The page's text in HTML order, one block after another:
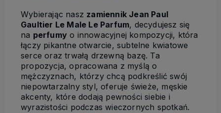
Wybierając nasz zamiennik Jean Paul
Gaultier Le Male Le Parfum, decydujesz się
na perfumy o innowacyjnej kompozycji, która
łączy pikantne otwarcie, subtelne kwiatowe
serce oraz trwałą drzewną bazę. Ta
propozycja, opracowana z myślą o
mężczyznach, którzy chcą podkreślić swój
niepowtarzalny styl, oferuje świeże, męskie
akcenty, które dodają pewności siebie i
wyrazistości podczas wieczornych spotkań.